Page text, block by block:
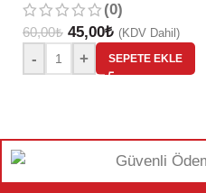
(0)
60,00₺ 45,00₺ (KDV Dahil)
- + SEPETE EKLE